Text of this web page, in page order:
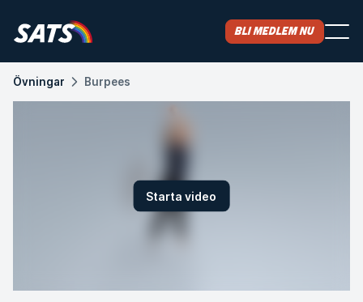
Bli medlem nu
Övningar Burpees
Starta video